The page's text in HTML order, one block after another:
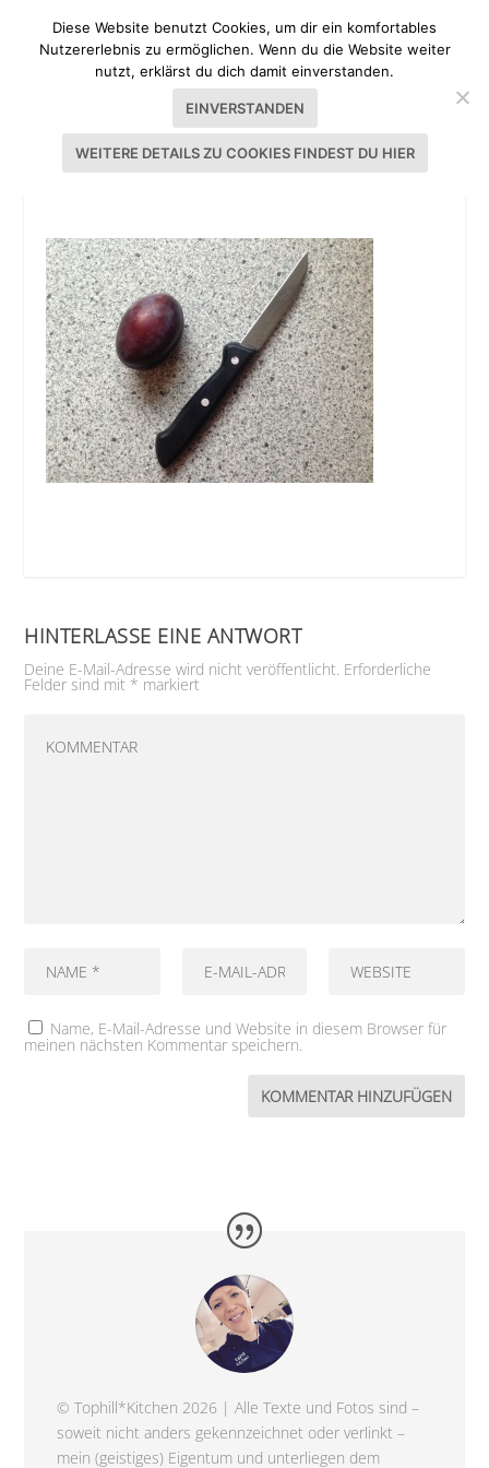
ZWETSCHGENDATSCHI
HINTERLASSE EINE ANTWORT
Deine E-Mail-Adresse wird nicht veröffentlicht. Erforderliche
Felder sind mit * markiert
Name, E-Mail-Adresse und Website in diesem Browser für
meinen nächsten Kommentar speichern.
© Tophill*Kitchen 2026 | Alle Texte und Fotos sind –
soweit nicht anders gekennzeichnet oder verlinkt –
mein (geistiges) Eigentum und unterliegen dem
Diese Website benutzt Cookies, um dir ein komfortables
Nutzererlebnis zu ermöglichen. Wenn du die Website weiter
nutzt, erklärst du dich damit einverstanden.
EINVERSTANDEN
WEITERE DETAILS ZU COOKIES FINDEST DU HIER